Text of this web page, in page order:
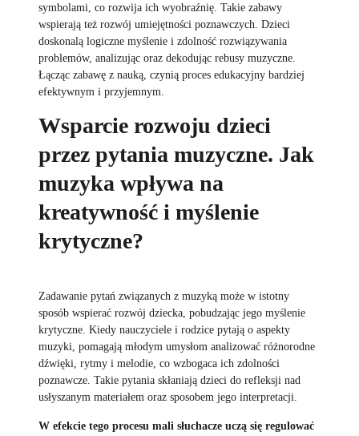
symbolami, co rozwija ich wyobraźnię. Takie zabawy
wspierają też rozwój umiejętności poznawczych. Dzieci
doskonalą logiczne myślenie i zdolność rozwiązywania
problemów, analizując oraz dekodując rebusy muzyczne.
Łącząc zabawę z nauką, czynią proces edukacyjny bardziej
efektywnym i przyjemnym.
Wsparcie rozwoju dzieci
przez pytania muzyczne. Jak
muzyka wpływa na
kreatywność i myślenie
krytyczne?
Zadawanie pytań związanych z muzyką może w istotny
sposób wspierać rozwój dziecka, pobudzając jego myślenie
krytyczne. Kiedy nauczyciele i rodzice pytają o aspekty
muzyki, pomagają młodym umysłom analizować różnorodne
dźwięki, rytmy i melodie, co wzbogaca ich zdolności
poznawcze. Takie pytania skłaniają dzieci do refleksji nad
usłyszanym materiałem oraz sposobem jego interpretacji.
W efekcie tego procesu mali słuchacze uczą się regulować